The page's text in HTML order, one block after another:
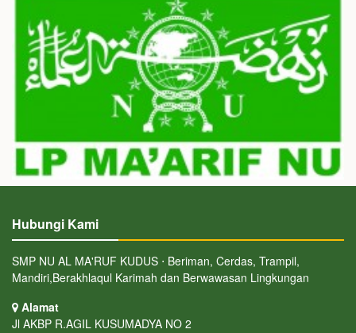
Hubungi Kami
SMP NU AL MA'RUF KUDUS ⋅ Beriman, Cerdas, Trampil,
Mandiri,Berakhlaqul Karimah dan Berwawasan Lingkungan
Alamat
Jl AKBP R.AGIL KUSUMADYA NO 2